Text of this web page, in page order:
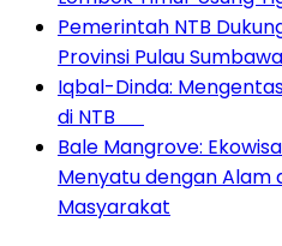
Pemerintah NTB
Provinsi Pulau Sumbawa
Iqbal-Dinda:
di NTB
Bale Mangrove:
Menyatu dengan Alam
Masyarakat